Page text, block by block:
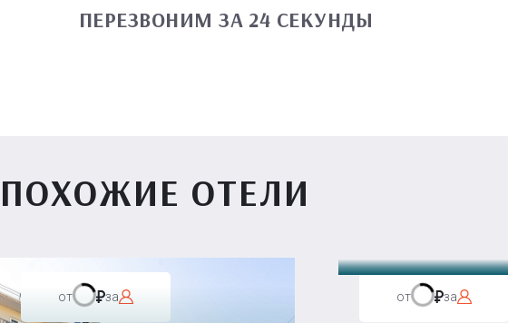
ПЕРЕЗВОНИМ ЗА 24 СЕКУНДЫ
ПОХОЖИЕ ОТЕЛИ
от за от за